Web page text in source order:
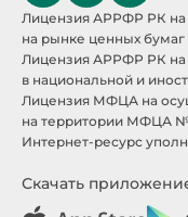
Лицензия АРРФР РК на
на рынке ценных бумаг
Лицензия АРРФР РК на
в национальной и
Лицензия МФЦА на
на территории МФЦА
Интернет-ресурс
Скачать